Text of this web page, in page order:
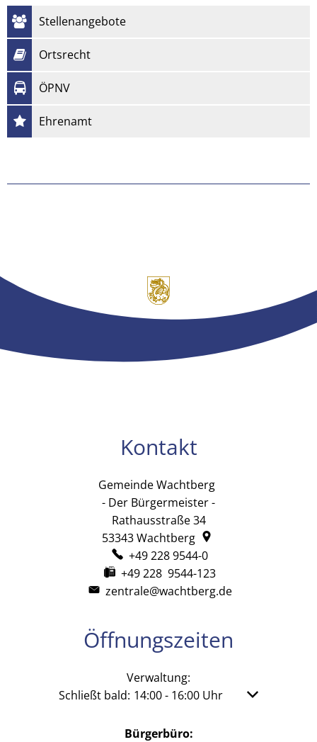
Stellenangebote
Ortsrecht
ÖPNV
Ehrenamt
Kontakt
Gemeinde Wachtberg
- Der Bürgermeister -
Rathausstraße 34
53343Wachtberg
+49 228 9544-0
+49 228 9544-123
zentrale@wachtberg.de
Öffnungszeiten
Verwaltung:
Klicken, um weitere Öffnungs- oder
Schließt bald: 14:00- 16:00 Uhr Von 14:00
Bürgerbüro: